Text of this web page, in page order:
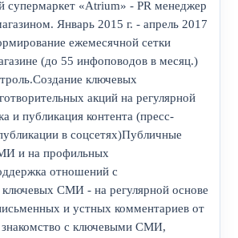
«Atrium» - PR менеджер
Январь 2015 г. - апрель 2017
ежемесячной сетки
(до 55 инфоповодов в месяц.)
ключевых
акций на регулярной
и публикация контента (пресс-
в соцсетях)Публичные
и на профильных
отношений с
ключевых СМИ - на регулярной основе
и устных комментариев от
с ключевыми СМИ,